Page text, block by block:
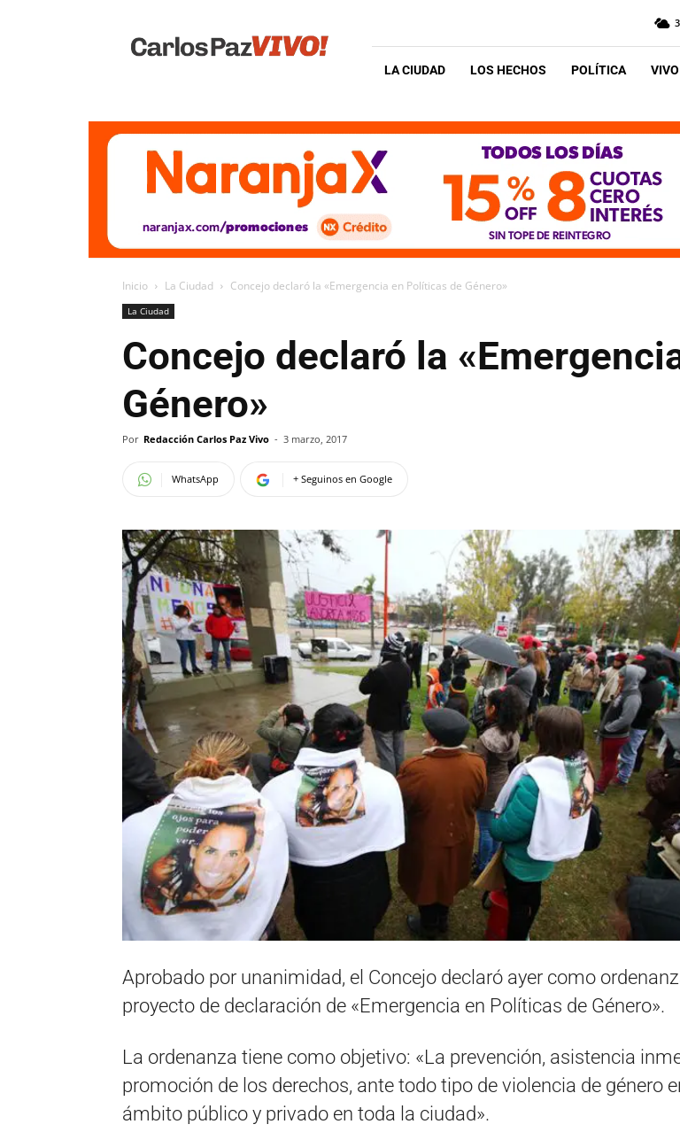
Vivo
LA CIUDAD LOS HECHOS POLÍTICA
Inicio La Ciudad Concejo declaró la «Emergencia en Políticas de Género»
La Ciudad
Concejo declaró la
Género»
Por Redacción Carlos Paz Vivo - 3 marzo, 2017
WhatsApp + Seguinos en Google
Aprobado por unanimidad, el Concejo declaró ayer como
proyecto de declaración de «Emergencia en Políticas de Género».
La ordenanza tiene como objetivo: «La prevención, asistencia
promoción de los derechos, ante todo tipo de violencia de género
ámbito público y privado en toda la ciudad».